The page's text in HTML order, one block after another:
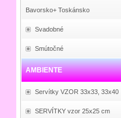
Bavorsko+ Toskánsko
Svadobné
Smútočné
AMBIENTE
Servítky VZOR 33x33, 33x40
SERVÍTKY vzor 25x25 cm